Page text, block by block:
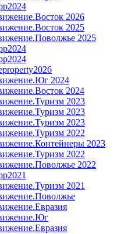
2026
2025
2025
2024
2024
2023
2023
2023
2022
2023
2022
2022
2021